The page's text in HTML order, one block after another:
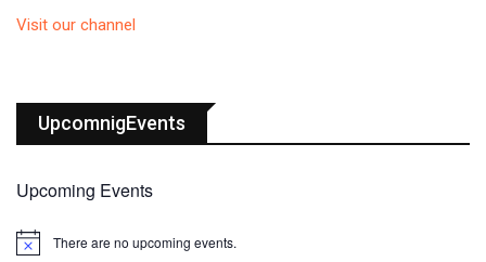
Visit our channel
UpcomnigEvents
Upcoming Events
N
There are no upcoming events.